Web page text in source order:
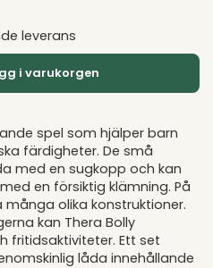
leverans
i varukorgen
spel som hjälper barn
färdigheter. De små
med en sugkopp och kan
en försiktig klämning. På
olika konstruktioner.
kan Thera Bolly
fritidsaktiviteter. Ett set
låda innehållande